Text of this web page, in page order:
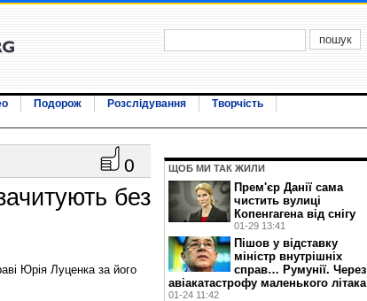
Подорож Розслідування
Творчість
0
без
Юрія Луценка за його
ЩОБ МИ ТАК ЖИЛИ
Прем'єр Данії сама
чистить вулиці
Копенгагена від снігу
01-29 13:41
Пішов у відставку
міністр внутрішніх
справ… Румунії. Через
авіакатастрофу маленького літака
01-24 11:42